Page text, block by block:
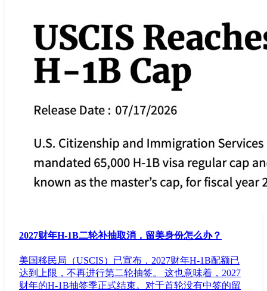
2027财年H-1B二轮补抽取消，留美身份怎么办？
美国移民局（USCIS）已宣布，2027财年H-1B配额已
达到上限，不再进行第二轮抽签。 这也意味着，2027
财年的H-1B抽签季正式结束。对于首轮没有中签的留